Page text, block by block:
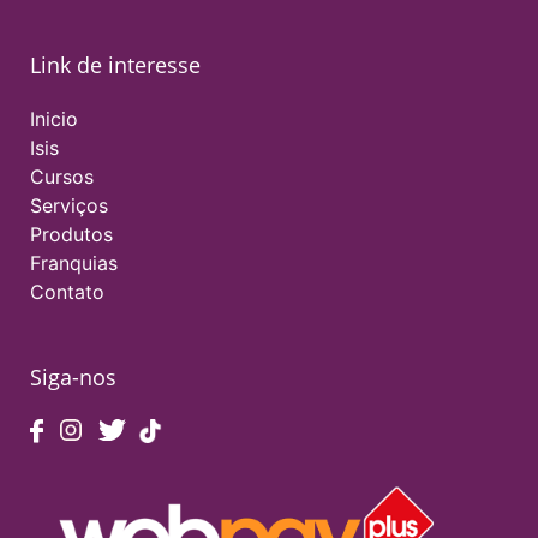
Link de interesse
Inicio
Isis
Cursos
Serviços
Produtos
Franquias
Contato
Siga-nos